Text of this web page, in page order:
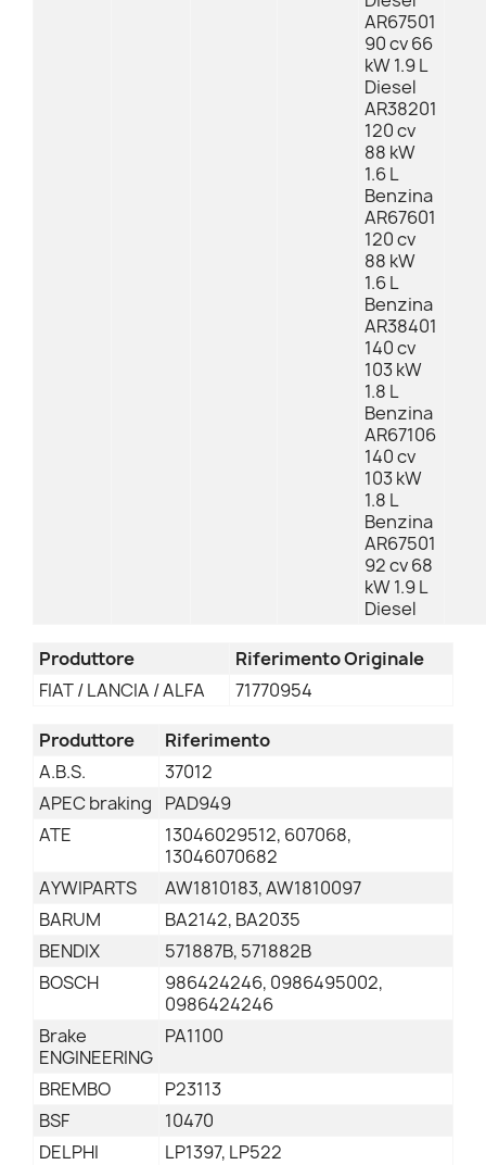
AR67501
90 cv 66
kW 1.9 L
Diesel
AR38201
120 cv
88 kW
1.6 L
Benzina
AR67601
120 cv
88 kW
1.6 L
Benzina
AR38401
140 cv
103 kW
1.8 L
Benzina
AR67106
140 cv
103 kW
1.8 L
Benzina
AR67501
92 cv 68
kW 1.9 L
Diesel
Produttore
Riferimento Originale
FIAT / LANCIA / ALFA
71770954
Produttore
Riferimento
A.B.S.
37012
APEC braking
PAD949
ATE
13046029512, 607068,
13046070682
AYWIPARTS
AW1810183, AW1810097
BARUM
BA2142, BA2035
BENDIX
571887B, 571882B
BOSCH
986424246, 0986495002,
0986424246
Brake
ENGINEERING
PA1100
BREMBO
P23113
BSF
10470
DELPHI
LP1397, LP522